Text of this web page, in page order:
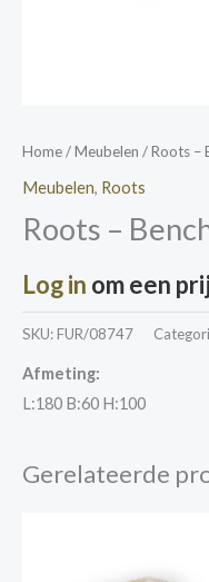
Home/Meubelen / Roots –
Meubelen, Roots
Roots –
Log in om een
SKU: FUR/08747
Afmeting:
L:180 B:60 H:100
Gerelateerde